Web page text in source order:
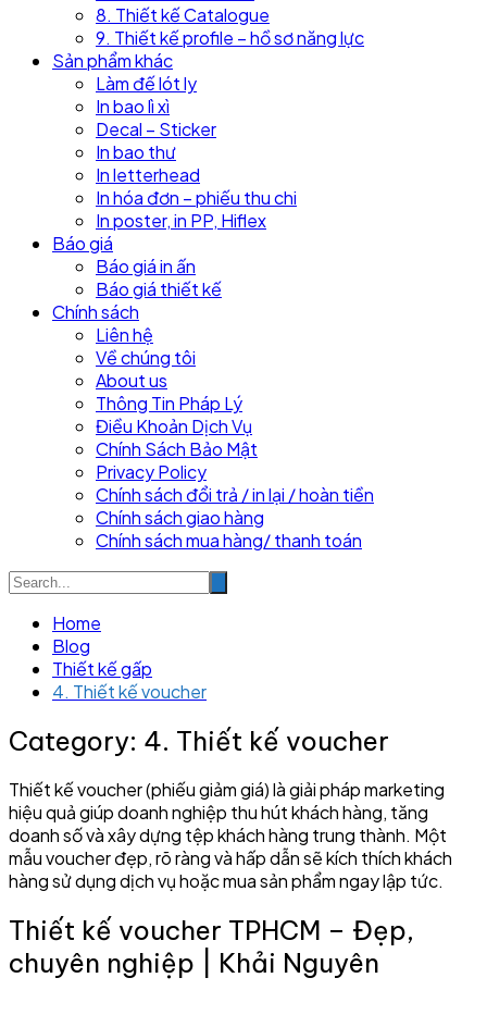
8. Thiết kế Catalogue
9. Thiết kế profile – hồ sơ năng lực
Sản phẩm khác
Làm đế lót ly
In bao lì xì
Decal – Sticker
In bao thư
In letterhead
In hóa đơn – phiếu thu chi
In poster, in PP, Hiflex
Báo giá
Báo giá in ấn
Báo giá thiết kế
Chính sách
Liên hệ
Về chúng tôi
About us
Thông Tin Pháp Lý
Điều Khoản Dịch Vụ
Chính Sách Bảo Mật
Privacy Policy
Chính sách đổi trả / in lại / hoàn tiền
Chính sách giao hàng
Chính sách mua hàng/ thanh toán
Home
Blog
Thiết kế gấp
4. Thiết kế voucher
Category: 4. Thiết kế voucher
Thiết kế voucher (phiếu giảm giá) là giải pháp marketing
hiệu quả giúp doanh nghiệp thu hút khách hàng, tăng
doanh số và xây dựng tệp khách hàng trung thành. Một
mẫu voucher đẹp, rõ ràng và hấp dẫn sẽ kích thích khách
hàng sử dụng dịch vụ hoặc mua sản phẩm ngay lập tức.
Thiết kế voucher TPHCM – Đẹp,
chuyên nghiệp | Khải Nguyên